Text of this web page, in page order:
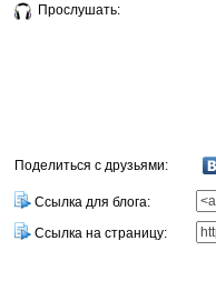
Прослушать:
Поделиться с друзьями:
Ссылка для блога:
Ссылка на страницу: